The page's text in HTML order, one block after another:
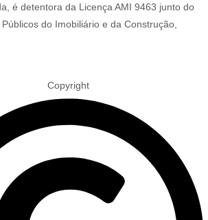
é detentora da Licença AMI 9463 junto do
do Imobiliário e da Construção,
Copyright